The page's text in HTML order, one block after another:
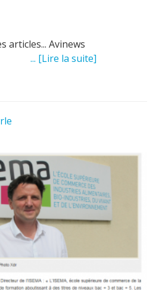
: les articles... Avinews
... [Lire la suite]